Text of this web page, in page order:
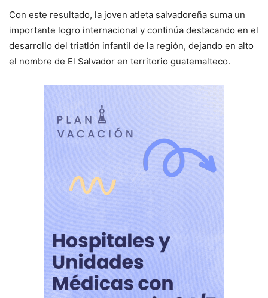
Con este resultado, la joven atleta salvadoreña suma un
importante logro internacional y continúa destacando en el
desarrollo del triatlón infantil de la región, dejando en alto
el nombre de El Salvador en territorio guatemalteco.